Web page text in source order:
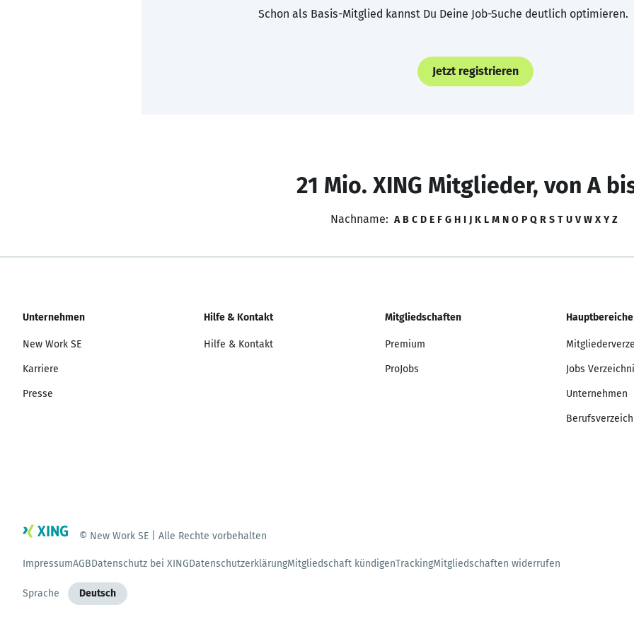
Schon als Basis-Mitglied kannst Du Deine Job-Suche deutlich optimieren.
Jetzt registrieren
21 Mio. XING Mitglieder, von A
Nachname: A B C D E F G H I J K L M N O P Q R S T U V W X Y Z
Unternehmen
New Work SE
Karriere
Presse
Hilfe & Kontakt
Hilfe & Kontakt
Mitgliedschaften
Premium
ProJobs
Hauptbereiche
Jobs
Unternehmen
© New Work SE | Alle Rechte vorbehalten
ImpressumAGBDatenschutz bei XINGDatenschutzerklärungMitgliedschaft kündigenTrackingMitgliedschaften widerrufen
Sprache Deutsch